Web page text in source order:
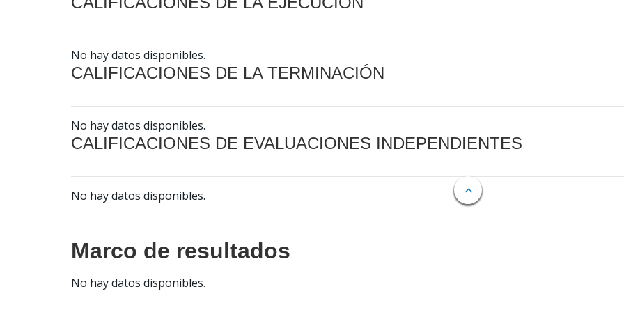
No hay datos disponibles.
CALIFICACIONES DE LA TERMINACIÓN
No hay datos disponibles.
CALIFICACIONES DE EVALUACIONES INDEPENDIENTES
No hay datos disponibles.
Marco de resultados
No hay datos disponibles.